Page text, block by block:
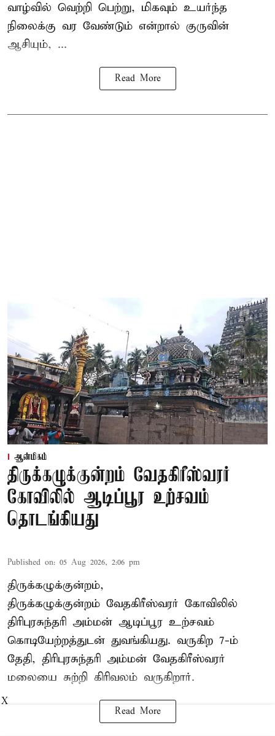
வாழ்வில் வெற்றி பெற்று, மிகவும் உயர்ந்த
நிலைக்கு வர வேண்டும் என்றால் குருவின்
ஆசியும், ...
Read More
ஆன்மிகம்
திருக்கழுக்குன்றம் வேதகிரீஸ்வரர்
கோவிலில் ஆடிப்பூர உற்சவம்
தொடங்கியது
Published on: 05 Aug 2026, 2:06 pm
திருக்கழுக்குன்றம்,
திருக்கழுக்குன்றம் வேதகிரீஸ்வரர் கோவிலில்
திரிபுரசுந்தரி அம்மன் ஆடிப்பூர உற்சவம்
கொடியேற்றத்துடன் துவங்கியது. வருகிற 7-ம்
தேதி, திரிபுரசுந்தரி அம்மன் வேதகிரீஸ்வரர்
மலையை சுற்றி கிரிவலம் வருகிறார்.
Read More
X